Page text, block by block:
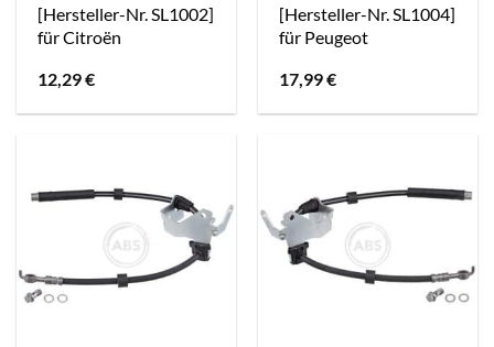
[Hersteller-Nr. SL1002]
für Citroën
12,29€
[Hersteller-Nr. SL1004]
für Peugeot
17,99€